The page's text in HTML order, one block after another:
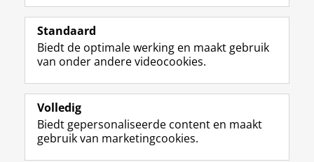
Volg de RUG
F
a
e
b
o
p
a
L
i
k
e
I
-
p
R
S
-
f
e
R
I
n
t
r
m
Y
o
T
e
k
Studiekiezers
Alumni
Over ons
Standaard
Biedt de optimale werking en maakt gebruik
van onder andere videocookies.
Volledig
Biedt gepersonaliseerde content en maakt
gebruik van marketingcookies.